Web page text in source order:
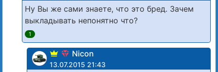
Ну Вы же сами знаете, что это бред. Зачем
выкладывать непонятно что?
1
Nicon
13.07.2015 21:43